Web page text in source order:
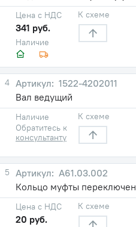
Наличие
Цена с НДС
341 руб.
К схеме
4
1522-4202011
Вал ведущий
Наличие
Обратитесь к
консультанту
К схеме
5
А61.03.002
Кольцо муфты
Цена с НДС
20 руб.
К схеме